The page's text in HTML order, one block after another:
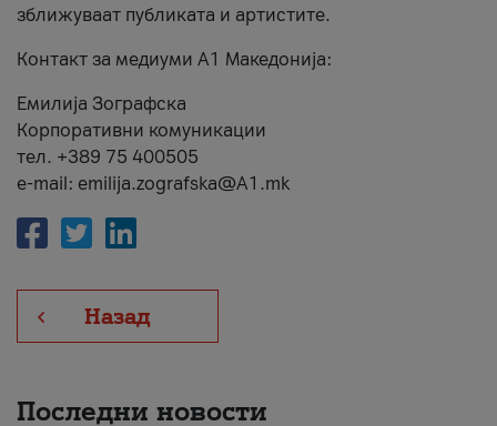
зближуваат публиката и артистите.
Контакт за медиуми А1 Македонија:
Емилија Зографска
Корпоративни комуникации
тел. +389 75 400505
e-mail: emilija.zografska@A1.mk
Назад
Последни новости